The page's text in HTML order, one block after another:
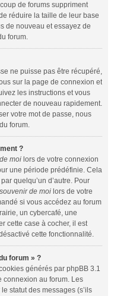
de forums suppriment
réduire la taille de leur base
de nouveau et essayez de
forum.
ne puisse pas être récupéré,
sur la page de connexion et
les instructions et vous
de nouveau rapidement.
votre mot de passe, nous
forum.
?
moi lors de votre connexion
une période prédéfinie. Cela
quelqu’un d’autre. Pour
de moi lors de votre
si vous accédez au forum
un cybercafé, une
cette case à cocher, il est
cette fonctionnalité.
forum » ?
générés par phpBB 3.1
connexion au forum. Les
statut des messages (s’ils